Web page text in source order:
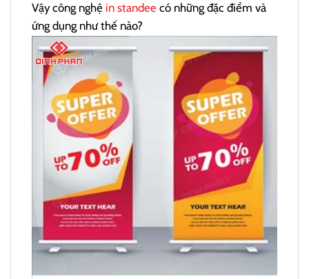
Vậy công nghệ in standee có những đặc điểm và
ứng dụng như thế nào?